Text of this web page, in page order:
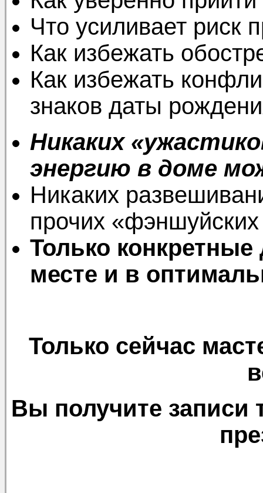
Что усиливает риск
Как избежать
Как избежать
знаков даты
Никаких
энергию в доме
Никаких
прочих
Только
месте и в
Только сейчас
Вы получите записи